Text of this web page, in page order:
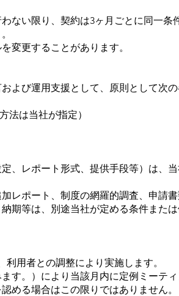
ない限り、契約は3ヶ月ごとに同一条
変更することがあります。
よび運用支援として、原則として次
法は当社が指定）
、レポート形式、提供手段等）は、
レポート、制度の網羅的調査、申請
期等は、別途当社が定める条件また
用者との調整により実施します。
す。）により当該月内に定例ミーテ
める場合はこの限りではありません。